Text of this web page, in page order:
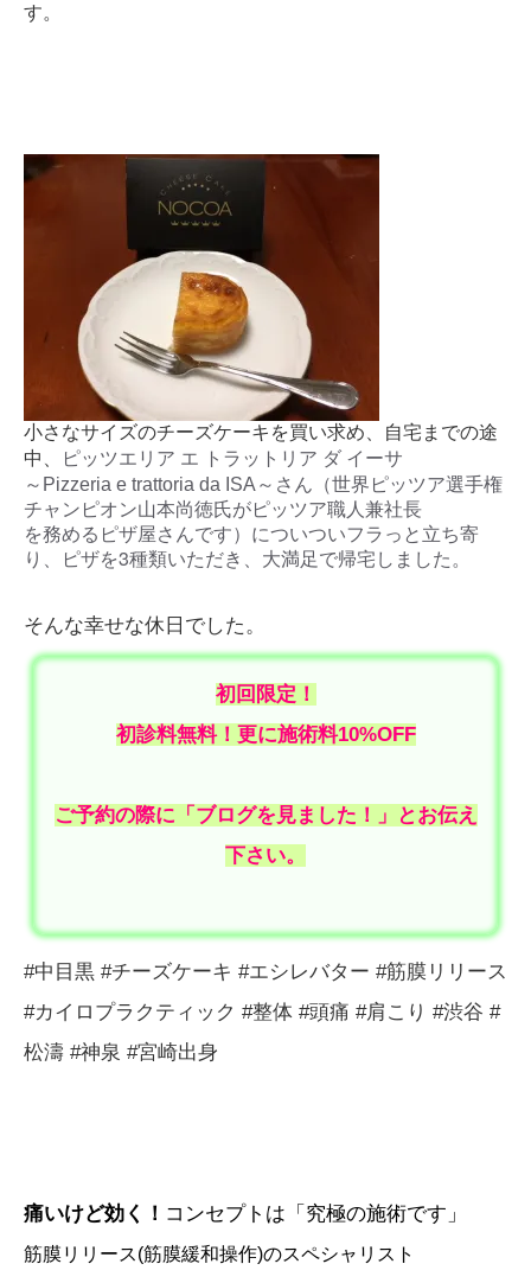
す。
小さなサイズのチーズケーキを買い求め、自宅までの途
中、
ピッツエリア エ トラットリア ダ イーサ
～Pizzeria e trattoria da ISA～ さん（世界ピッツア選手権
チャンピオン山本尚徳氏がピッツア職人兼社長
を務めるピザ屋さんです）についついフラっと立ち寄
り、ピザを3種類いただき、大満足で帰宅しました。
そんな幸せな休日でした。
初回限定！
初診料無料！更に施術料10%OFF
ご予約の際に「ブログを見ました！」とお伝え
下さい。
#中目黒 #チーズケーキ #エシレバター #筋膜リリース
#カイロプラクティック #整体 #頭痛 #肩こり #渋谷 #
松濤 #神泉 #宮崎出身
痛いけど効く！ コンセプトは「究極の施術です」
筋膜リリース(筋膜緩和操作)のスペシャリスト